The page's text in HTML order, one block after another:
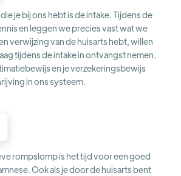
je bij ons hebt is de intake. Tijdens de
en leggen we precies vast wat we
verwijzing van de huisarts hebt, willen
tijdens de intake in ontvangst nemen.
en je verzekeringsbewijs
in ons systeem.
rompslomp is het tijd voor een goed
Ook als je door de huisarts bent